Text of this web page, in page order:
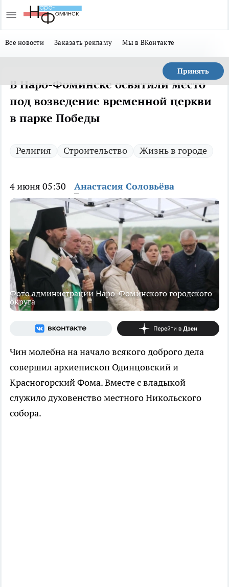
Все новости Заказать рекламу Мы в ВКонтакте
Принять
В Наро-Фоминске освятили место
под возведение временной церкви
в парке Победы
Религия Строительство Жизнь в городе
4 июня 05:30 Анастасия Соловьёва
Фото администрации Наро-Фоминского городского
округа
Чин молебна на начало всякого доброго дела
совершил архиепископ Одинцовский и
Красногорский Фома. Вместе с владыкой
служило духовенство местного Никольского
собора.